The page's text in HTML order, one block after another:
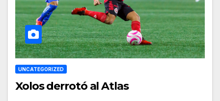
UNCATEGORIZED
Xolos derrotó al Atlas